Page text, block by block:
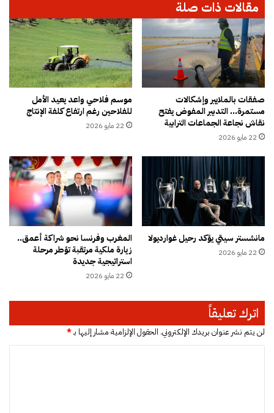
د
ا
ء
ب
و
ح
م
ر
و
ن
مقالات ذات صلة
صفقات بالملايير وإشكالات
مستمرة… التدبير المفوض يفتح
نقاش نجاعة الجماعات الترابية
22 مايو 2026
موسم فلاحي واعد يعيد الأمل
للفلاحين رغم ارتفاع كلفة الإنتاج
22 مايو 2026
مانشستر سيتي يؤكد رحيل غوارديولا
22 مايو 2026
المغرب وفرنسا نحو شراكة أعمق..
زيارة ملكية مرتقبة تؤطر مرحلة
استراتيجية جديدة
22 مايو 2026
اترك تعليقاً
لن يتم نشر عنوان بريدك الإلكتروني. الحقول الإلزامية مشار إليها بـ*